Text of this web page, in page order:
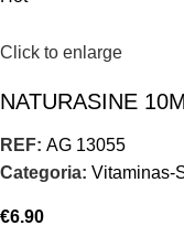
Click to enlarge
NATURASINE
REF: AG 13055
Categoria: Vitaminas-
€6.90